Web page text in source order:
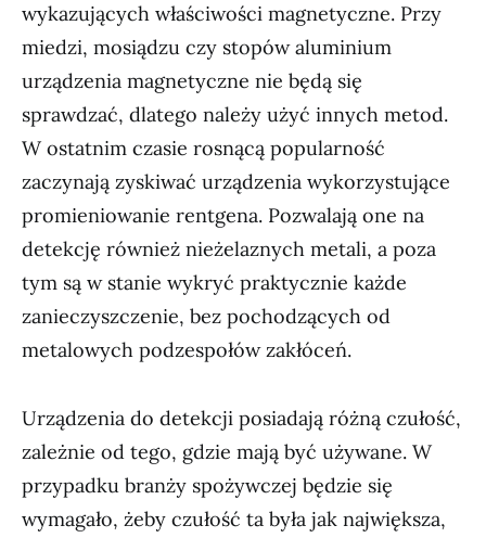
wykazujących właściwości magnetyczne. Przy
miedzi, mosiądzu czy stopów aluminium
urządzenia magnetyczne nie będą się
sprawdzać, dlatego należy użyć innych metod.
W ostatnim czasie rosnącą popularność
zaczynają zyskiwać urządzenia wykorzystujące
promieniowanie rentgena. Pozwalają one na
detekcję również nieżelaznych metali, a poza
tym są w stanie wykryć praktycznie każde
zanieczyszczenie, bez pochodzących od
metalowych podzespołów zakłóceń.
Urządzenia do detekcji posiadają różną czułość,
zależnie od tego, gdzie mają być używane. W
przypadku branży spożywczej będzie się
wymagało, żeby czułość ta była jak największa,